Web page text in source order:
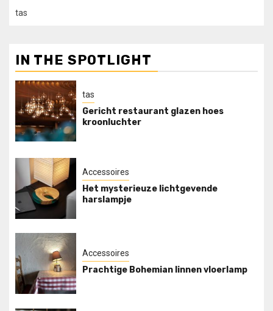
tas
IN THE SPOTLIGHT
tas
Gericht restaurant glazen hoes
kroonluchter
Accessoires
Het mysterieuze lichtgevende
harslampje
Accessoires
Prachtige Bohemian linnen vloerlamp